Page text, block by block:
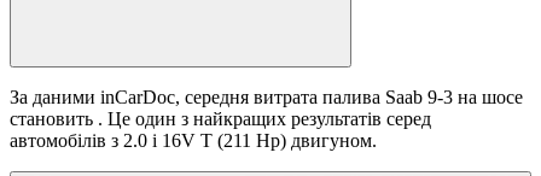
За даними inCarDoc, середня витрата палива Saab 9-3 на шосе
становить . Це один з найкращих результатів серед
автомобілів з 2.0 i 16V T (211 Hp) двигуном.